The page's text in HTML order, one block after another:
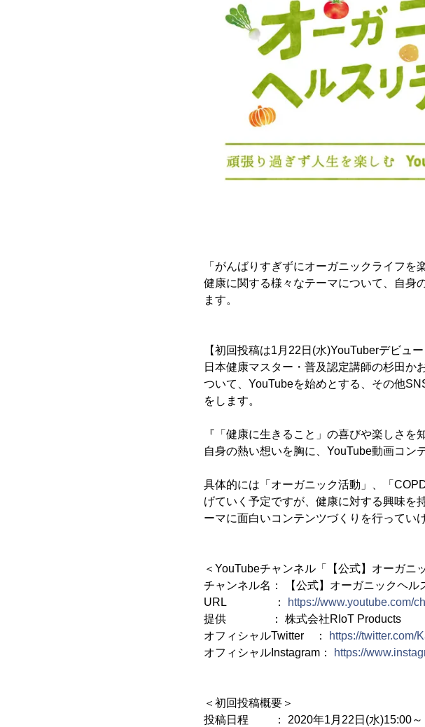
「がんばりすぎずにオーガニックライフ
健康に関する様々なテーマについて、自身
ます。
【初回投稿は1月22日(水)YouTuberデビュー
日本健康マスター・普及認定講師の杉田か
ついて、YouTubeを始めとする、その他
をします。
『「健康に生きること」の喜びや楽しさを
自身の熱い想いを胸に、YouTube動画コン
具体的には「オーガニック活動」、「
げていく予定ですが、健康に対する興味を
ーマに面白いコンテンツづくりを行ってい
＜YouTubeチャンネル「【公式】オーガ
チャンネル名： 【公式】オーガニックヘル
URL ：
https://www.youtube.com/
提供 ： 株式会社RIoT Products
オフィシャルTwitter ：
https://twitter.com/
オフィシャルInstagram：
https://
＜初回投稿概要＞
投稿日程 ： 2020年1月22日(水)15:00～